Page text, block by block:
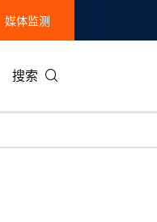
媒体监测
搜索